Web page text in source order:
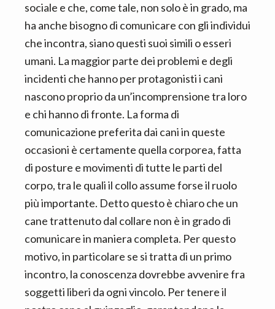
sociale e che, come tale, non solo è in grado, ma
ha anche bisogno di comunicare con gli individui
che incontra, siano questi suoi simili o esseri
umani. La maggior parte dei problemi e degli
incidenti che hanno per protagonisti i cani
nascono proprio da un’incomprensione tra loro
e chi hanno di fronte. La forma di
comunicazione preferita dai cani in queste
occasioni è certamente quella corporea, fatta
di posture e movimenti di tutte le parti del
corpo, tra le quali il collo assume forse il ruolo
più importante. Detto questo è chiaro che un
cane trattenuto dal collare non è in grado di
comunicare in maniera completa. Per questo
motivo, in particolare se si tratta di un primo
incontro, la conoscenza dovrebbe avvenire fra
soggetti liberi da ogni vincolo. Per tenere il